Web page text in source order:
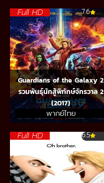
Full HD 7.6
Guardians of the Galaxy 2
รวมพันธุ์นักสู้พิทักษ์จักรวาล 2
(2017)
พากย์ไทย
Full HD 6.5